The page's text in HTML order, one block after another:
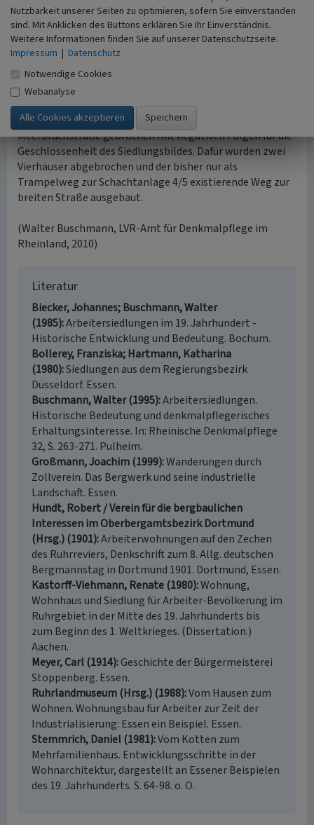
mit Durchlass durch den Eisenbahndamm hergestellt
wird. Die Bahntrasse war auch eine Grenzlinie für das
Nachbarschaftsverhalten mit beispielsweise getrennt
stattfindenden Kinderschützenfeste für den nördlichen
und südlichen Straßenteil.
Weiter im Süden wurde in den 1970er Jahre die
Zollvereinstraße in unverhältnismäßiger Breite durch die
Meerbruchstraße gebrochen mit negativen Folgen für die
Geschlossenheit des Siedlungsbildes. Dafür wurden zwei
Vierhäuser abgebrochen und der bisher nur als
Trampelweg zur Schachtanlage 4/5 existierende Weg zur
breiten Straße ausgebaut.
(Walter Buschmann, LVR-Amt für Denkmalpflege im
Rheinland, 2010)
Literatur
Biecker, Johannes; Buschmann, Walter
(1985) Arbeitersiedlungen im 19. Jahrhundert -
Historische Entwicklung und Bedeutung. Bochum.
Bollerey, Franziska; Hartmann, Katharina
(1980) Siedlungen aus dem Regierungsbezirk
Düsseldorf. Essen.
Buschmann, Walter (1995) Arbeitersiedlungen.
Historische Bedeutung und denkmalpflegerisches
Erhaltungsinteresse. In: Rheinische Denkmalpflege
32, S. 263-271. Pulheim.
Großmann, Joachim (1999) Wanderungen durch
Zollverein. Das Bergwerk und seine industrielle
Landschaft. Essen.
Hundt, Robert / Verein für die bergbaulichen
Interessen im Oberbergamtsbezirk Dortmund
(Hrsg.) (1901) Arbeiterwohnungen auf den Zechen
des Ruhrreviers, Denkschrift zum 8. Allg. deutschen
Bergmannstag in Dortmund 1901. Dortmund, Essen.
Kastorff-Viehmann, Renate (1980) Wohnung,
Wohnhaus und Siedlung für Arbeiter-Bevölkerung im
Ruhrgebiet in der Mitte des 19. Jahrhunderts bis
zum Beginn des 1. Weltkrieges. (Dissertation.)
Aachen.
Meyer, Carl (1914) Geschichte der Bürgermeisterei
Stoppenberg. Essen.
Ruhrlandmuseum (Hrsg.) (1988) Vom Hausen zum
Wohnen. Wohnungsbau für Arbeiter zur Zeit der
Industrialisierung: Essen ein Beispiel. Essen.
Stemmrich, Daniel (1981) Vom Kotten zum
Mehrfamilienhaus. Entwicklungsschritte in der
Wohnarchitektur, dargestellt an Essener Beispielen
des 19. Jahrhunderts. S. 64-98. o. O.
Nutzbarkeit unserer Seiten zu optimieren, sofern Sie einverstanden
sind. Mit Anklicken des Buttons erklären Sie Ihr Einverständnis.
Weitere Informationen finden Sie auf unserer Datenschutzseite.
Impressum | Datenschutz
Notwendige Cookies
Webanalyse